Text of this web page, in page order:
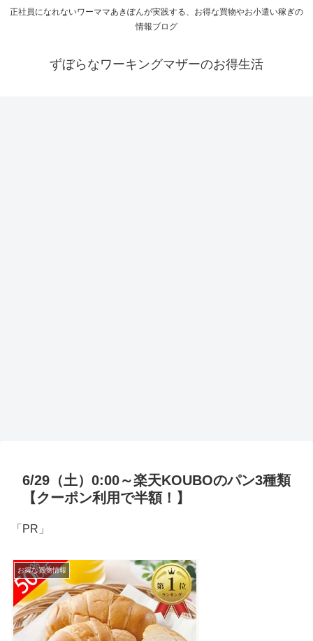
正社員になれないワーママあきぽんが実践する、お得な買物やお小遣い稼ぎの
情報ブログ
ずぼらなワーキングマザーのお得生活
6/29（土）0:00～楽天KOUBOのパン3種類
【クーポン利用で半額！】
「PR」
お得な買物情報